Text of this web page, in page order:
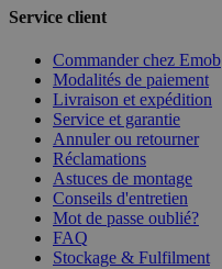
Service client
Commander chez Emob
Modalités de paiement
Livraison et expédition
Service et garantie
Annuler ou retourner
Réclamations
Astuces de montage
Conseils d'entretien
Mot de passe oublié?
FAQ
Stockage & Fulfilment